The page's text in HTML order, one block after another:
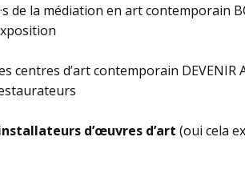
de la médiation en art contemporain
centres d’art contemporain
d’œuvres d’art (oui cela